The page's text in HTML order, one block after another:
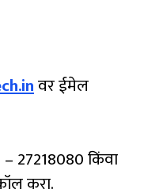
वर ईमेल
27218080 किंवा
करा.